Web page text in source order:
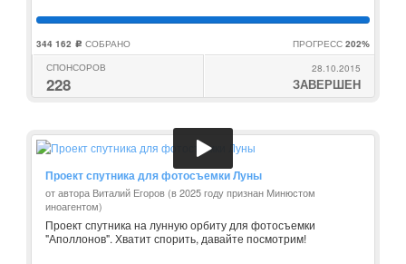
344 162 c СОБРАНО ПРОГРЕСС 202%
СПОНСОРОВ
228
28.10.2015
ЗАВЕРШЕН
Проект спутника для фотосъемки Луны
от автора Виталий Егоров (в 2025 году признан Минюстом
иноагентом)
Проект спутника на лунную орбиту для фотосъемки
"Аполлонов". Хватит спорить, давайте посмотрим!